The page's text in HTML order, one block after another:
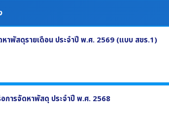
งาน
งเว็บไซต์หลักของหน่วยงาน
าพัสดุรายเดือน ประจำปี พ.ศ. 2569 (แบบ สขร.1)
เดือน ไตรมาสที่ 1-2 ประจำปี พ.ศ. 2569 อย่างน้อยประกอบด้วย
จ้าง (3) ราคากลาง
าคาที่เสนอ
การจัดหาพัสดุ ประจำปี พ.ศ. 2568